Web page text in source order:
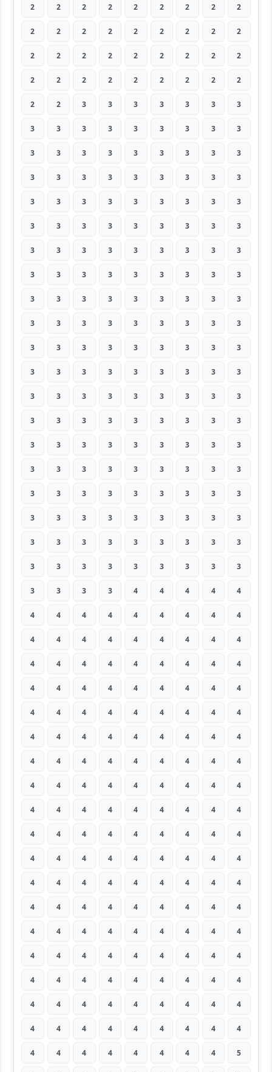
2 2 2 2 2 2 2 2 2
2 2 2 2 2 2 2 2 2
2 2 2 2 2 2 2 2 2
2 2 2 2 2 2 2 2 2
2 2 3 3 3 3 3 3 3
3 3 3 3 3 3 3 3 3
3 3 3 3 3 3 3 3 3
3 3 3 3 3 3 3 3 3
3 3 3 3 3 3 3 3 3
3 3 3 3 3 3 3 3 3
3 3 3 3 3 3 3 3 3
3 3 3 3 3 3 3 3 3
3 3 3 3 3 3 3 3 3
3 3 3 3 3 3 3 3 3
3 3 3 3 3 3 3 3 3
3 3 3 3 3 3 3 3 3
3 3 3 3 3 3 3 3 3
3 3 3 3 3 3 3 3 3
3 3 3 3 3 3 3 3 3
3 3 3 3 3 3 3 3 3
3 3 3 3 3 3 3 3 3
3 3 3 3 3 3 3 3 3
3 3 3 3 3 3 3 3 3
3 3 3 3 3 3 3 3 3
3 3 3 3 4 4 4 4 4
4 4 4 4 4 4 4 4 4
4 4 4 4 4 4 4 4 4
4 4 4 4 4 4 4 4 4
4 4 4 4 4 4 4 4 4
4 4 4 4 4 4 4 4 4
4 4 4 4 4 4 4 4 4
4 4 4 4 4 4 4 4 4
4 4 4 4 4 4 4 4 4
4 4 4 4 4 4 4 4 4
4 4 4 4 4 4 4 4 4
4 4 4 4 4 4 4 4 4
4 4 4 4 4 4 4 4 4
4 4 4 4 4 4 4 4 4
4 4 4 4 4 4 4 4 4
4 4 4 4 4 4 4 4 4
4 4 4 4 4 4 4 4 4
4 4 4 4 4 4 4 4 4
4 4 4 4 4 4 4 4 4
4 4 4 4 4 4 4 4 5